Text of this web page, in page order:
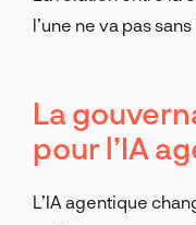
l’une ne va pas sans
La
pour l’IA
L’IA agentique